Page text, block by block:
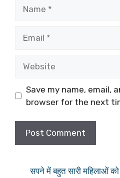
Save my name, email,
browser for the next
सपने में बहुत सारी महिलाओं